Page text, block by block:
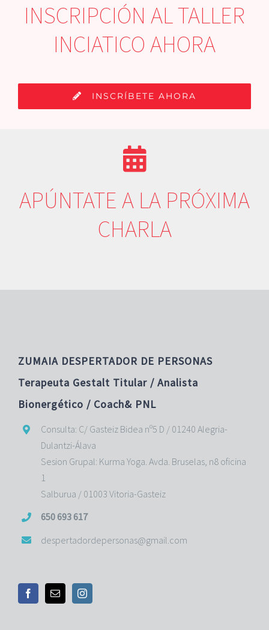
INSCRIPCIÓN AL TALLER
INCIATICO AHORA
INSCRÍBETE AHORA
APÚNTATE A LA PRÓXIMA
CHARLA
ZUMAIA DESPERTADOR DE PERSONAS
Terapeuta Gestalt Titular / Analista
Bionergético / Coach& PNL
Consulta: C/ Gasteiz Bidea nº5 D / 01240 Alegria-
Dulantzi-Álava
Sesion Grupal: Kurma Yoga. Avda. Bruselas, n8 oficina
1
Salburua / 01003 Vitoria-Gasteiz
650 693 617
despertadordepersonas@gmail.com